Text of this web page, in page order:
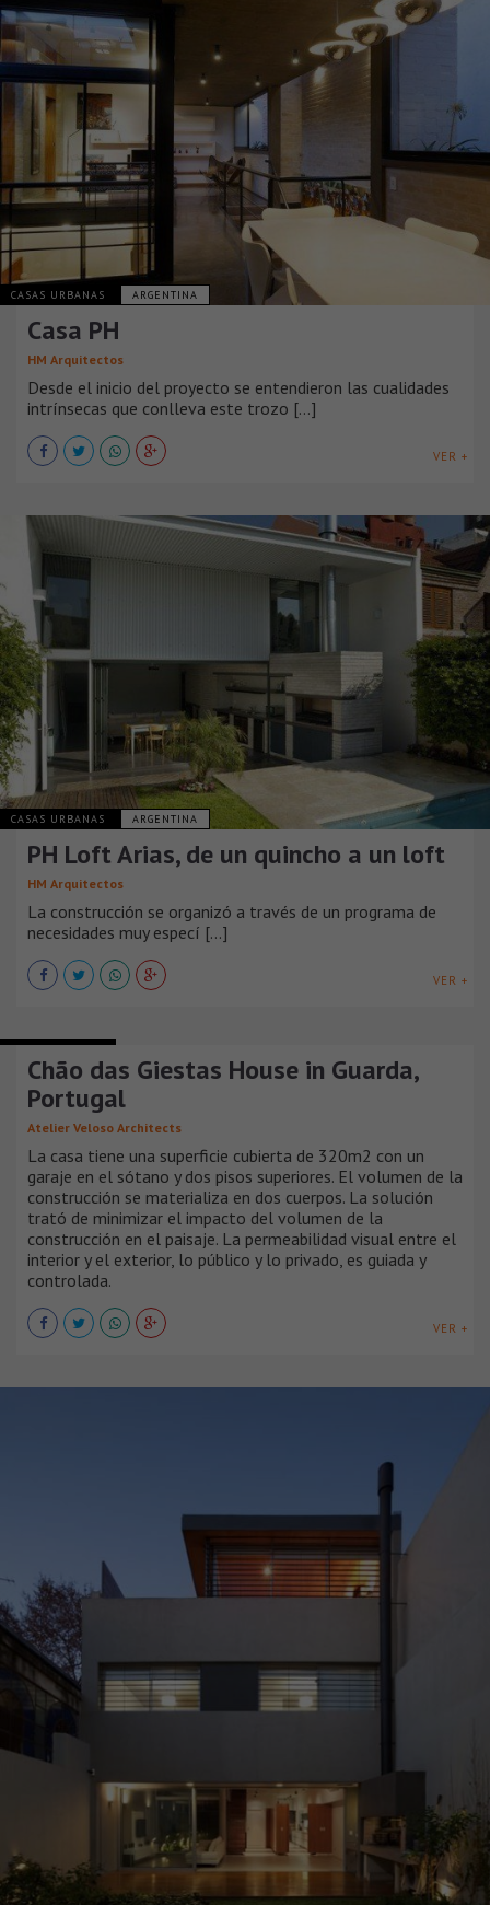
CASAS URBANAS ARGENTINA
Casa PH
HM Arquitectos
Desde el inicio del proyecto se entendieron las cualidades
intrínsecas que conlleva este trozo [...]
VER +
CASAS URBANAS ARGENTINA
PH Loft Arias, de un quincho a un loft
HM Arquitectos
La construcción se organizó a través de un programa de
necesidades muy especí [...]
VER +
Chão das Giestas House in Guarda,
Portugal
Atelier Veloso Architects
La casa tiene una superficie cubierta de 320m2 con un
garaje en el sótano y dos pisos superiores. El volumen de la
construcción se materializa en dos cuerpos. La solución
trató de minimizar el impacto del volumen de la
construcción en el paisaje. La permeabilidad visual entre el
interior y el exterior, lo público y lo privado, es guiada y
controlada.
VER +